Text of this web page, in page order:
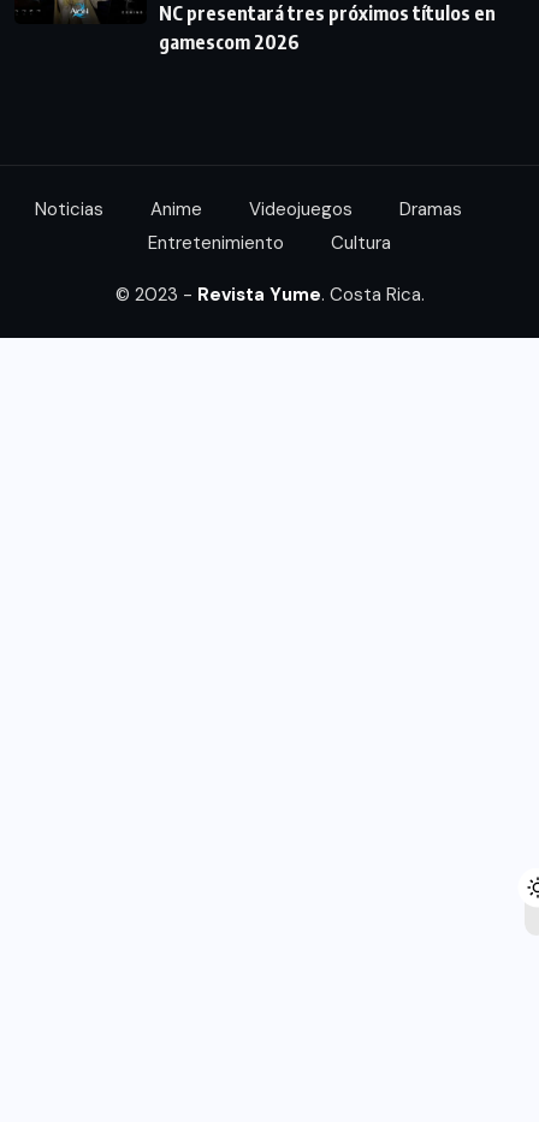
NC presentará tres próximos títulos en
gamescom 2026
Noticias Anime Videojuegos
Dramas
Entretenimiento
Cultura
© 2023 - Revista Yume. Costa Rica.